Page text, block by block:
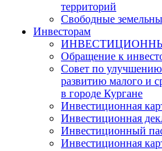
территорий
Свободные
Инвесторам
Обращение к
Совет по
развитию малого и
в городе Кургане
Инвестиционная
Инвестиционная
Инвестиционный
Инвестиционная